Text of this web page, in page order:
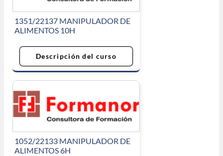
1351/22137 MANIPULADOR DE
ALIMENTOS 10H
Descripción del curso
1052/22133 MANIPULADOR DE
ALIMENTOS 6H